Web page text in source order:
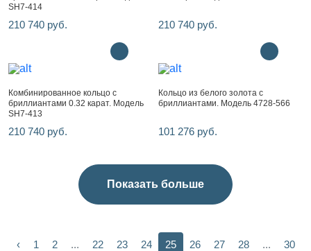
SH7-414
210 740 руб. 210 740 руб.
Комбинированное кольцо с
бриллиантами 0.32 карат. Модель
SH7-413
210 740 руб.
Кольцо из белого золота с
бриллиантами. Модель 4728-566
101 276 руб.
Показать больше
‹ 1 2 ... 22 23 24 25 26 27 28 ... 30